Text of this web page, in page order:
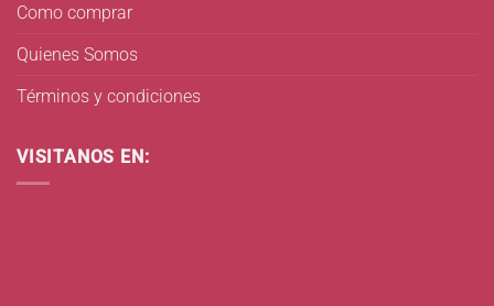
Como comprar
Quienes Somos
Términos y condiciones
VISITANOS EN: